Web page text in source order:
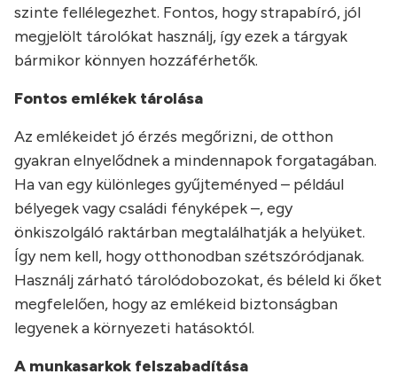
szinte fellélegezhet. Fontos, hogy strapabíró, jól
megjelölt tárolókat használj, így ezek a tárgyak
bármikor könnyen hozzáférhetők.
Fontos emlékek tárolása
Az emlékeidet jó érzés megőrizni, de otthon
gyakran elnyelődnek a mindennapok forgatagában.
Ha van egy különleges gyűjteményed – például
bélyegek vagy családi fényképek –, egy
önkiszolgáló raktárban megtalálhatják a helyüket.
Így nem kell, hogy otthonodban szétszóródjanak.
Használj zárható tárolódobozokat, és béleld ki őket
megfelelően, hogy az emlékeid biztonságban
legyenek a környezeti hatásoktól.
A munkasarkok felszabadítása